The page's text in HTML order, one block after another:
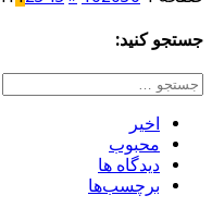
جستجو کنید:
جستجو
اخیر
محبوب
دیدگاه ها
برچسب‌ها